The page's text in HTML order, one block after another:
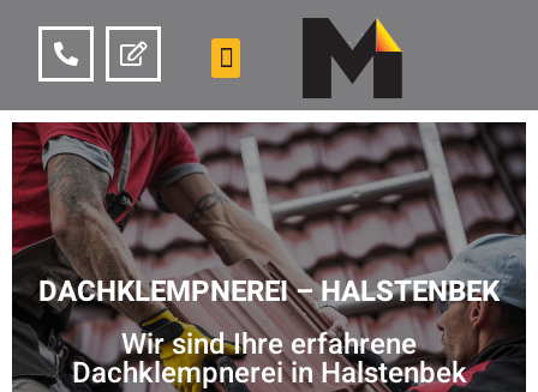
DACHKLEMPNEREI – HALSTENBEK
Wir sind Ihre erfahrene
Dachklempnerei in Halstenbek